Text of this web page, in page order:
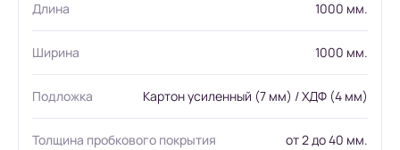
Длина 1000 мм.
Ширина 1000 мм.
Подложка Картон усиленный (7 мм) / ХДФ (4 мм)
Толщина пробкового покрытия от 2 до 40 мм.